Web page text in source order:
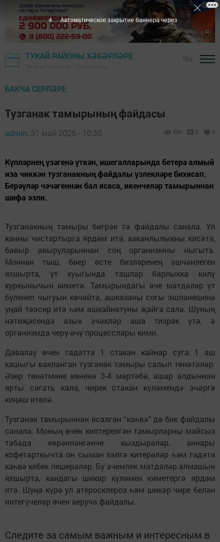
ТУКАЙ РАЙОНЫ ХӘБӘРЛӘРЕ
БАКЧА СЕРЛӘРЕ
Тузганак тамырының файдасы
admin, 31 май 2026 - 10:30 309 0 0
Күпләрнең үзәгенә үткән, ишегалларында бетерә алмый
иза чиккән тузганакның файдалы үзлекләре бихисап.
Берәүләр чәчәгеннән бал ясаса, икенчеләр тамырыннан
шифа эзли.
Тузганакның тамыры бигрәк тә файдалы санала. Ул
канны чистартырга ярдәм итә, азканлылыкны кисәтә,
бавыр авыруларыннан соң организмны ныгыта.
Моннан тыш, бөер өсте бизләренең эшчәнлеген
яхшырта, үт куыгында ташлар барлыкка килү
куркынычын киметә. Тамырындагы әче матдәләр үт
бүленеп чыгуын көчәйтә, ашказаны согы эшләнешенә
уңай тәэсир итә һәм ашкайнатуны җайга сала. Шуның
нәтиҗәсендә азык эчәкләр аша тизрәк үтә, ә
организмда черү-әчү процесслары кими.
Дәвалау өчен гадәттә 1 стакан кайнар суга 1 аш
кашыгы вакланган тузганак тамыры салып төнәтәләр.
Әзер төнәтмәне көненә 3-4 мәртәбә, ашар алдыннан
ярты сәгать кала, чирек стакан күләмендә эчәргә
киңәш ителә.
Тузганак тамырыннан ясалган “каһвә” дә бик файдалы
санала. Моның өчен киптерелгән тамырларны майсыз
табада көрәнләнгәнче кыздыралар, аннары
кофетарткычта он сыман хәлгә китерәләр һәм гадәти
каһвә кебек пешерәләр. Бу эчемлек матдәләр алмашын
яхшырта, кандагы шикәр күләмен киметергә ярдәм
итә. Шуңа күрә ул атеросклероз һәм шикәр чире белән
интегүчеләр өчен аеруча файдалы.
Следите за самым важным и интересным в
3 Автоматическое закрытие баннера через